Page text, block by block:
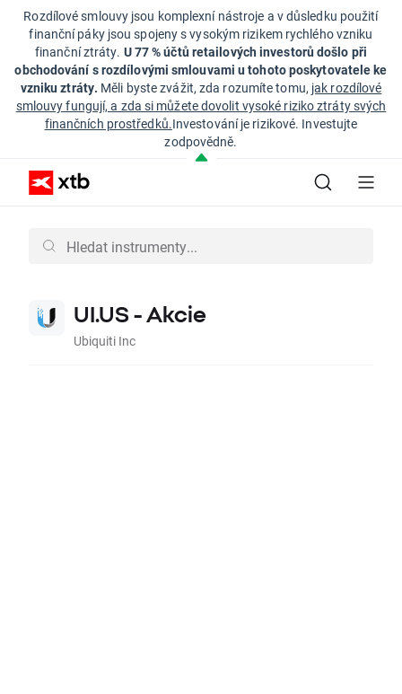
Rozdílové smlouvy jsou komplexní nástroje a v důsledku použití
finanční páky jsou spojeny s vysokým rizikem rychlého vzniku
finanční ztráty. U 77 % účtů retailových investorů došlo při
obchodování s rozdílovými smlouvami u tohoto poskytovatele ke
vzniku ztráty. Měli byste zvážit, zda rozumíte tomu, jak rozdílové
smlouvy fungují, a zda si můžete dovolit vysoké riziko ztráty svých
finančních prostředků.Investování je rizikové. Investujte
zodpovědně.
UI.US - Akcie
Ubiquiti Inc